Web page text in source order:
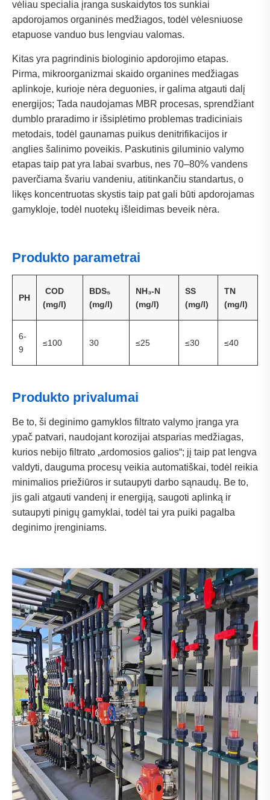
vėliau specialia įranga suskaidytos tos sunkiai
apdorojamos organinės medžiagos, todėl vėlesniuose
etapuose vanduo bus lengviau valomas.
Kitas yra pagrindinis biologinio apdorojimo etapas.
Pirma, mikroorganizmai skaido organines medžiagas
aplinkoje, kurioje nėra deguonies, ir galima atgauti dalį
energijos; Tada naudojamas MBR procesas, sprendžiant
dumblo praradimo ir išsiplėtimo problemas tradiciniais
metodais, todėl gaunamas puikus denitrifikacijos ir
anglies šalinimo poveikis. Paskutinis giluminio valymo
etapas taip pat yra labai svarbus, nes 70–80% vandens
paverčiama švariu vandeniu, atitinkančiu standartus, o
likęs koncentruotas skystis taip pat gali būti apdorojamas
gamykloje, todėl nuotekų išleidimas beveik nėra.
Produkto parametrai
PH
COD
(mg/l)
BDS₅
(mg/l)
NH₃-N
(mg/l)
SS
(mg/l)
TN
(mg/l)
6-
9
≤100 30 ≤25 ≤30 ≤40
Produkto privalumai
Be to, ši deginimo gamyklos filtrato valymo įranga yra
ypač patvari, naudojant korozijai atsparias medžiagas,
kurios nebijo filtrato „ardomosios galios“; jį taip pat lengva
valdyti, dauguma procesų veikia automatiškai, todėl reikia
minimalios priežiūros ir sutaupyti darbo sąnaudų. Be to,
jis gali atgauti vandenį ir energiją, saugoti aplinką ir
sutaupyti pinigų gamyklai, todėl tai yra puiki pagalba
deginimo įrenginiams.